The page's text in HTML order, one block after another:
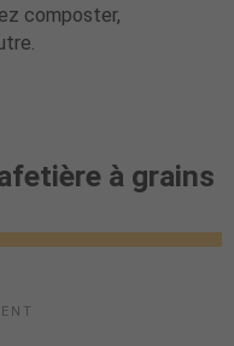
composter,
à grains